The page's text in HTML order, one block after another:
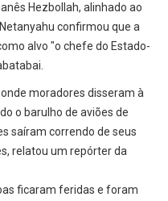
Hezbollah, alinhado ao
confirmou que a
alvo "o chefe do Estado-
moradores disseram à
o barulho de aviões de
saíram correndo de seus
relatou um repórter da
ficaram feridas e foram